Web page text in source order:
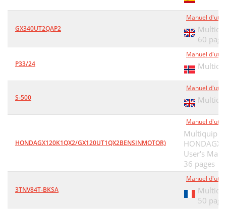
GX340UT2QAP2
Manuel
60
P33/24
Manuel
S-500
Manuel
HONDAGX120K1QX2/GX120UT1QX2BENSINMOTOR)
Manuel
Multiquip
User's
36 pages
3TNV84T-BKSA
Manuel
50